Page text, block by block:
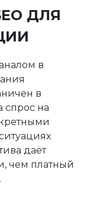
ДЛЯ
в
в
спрос на
даёт
чем платный